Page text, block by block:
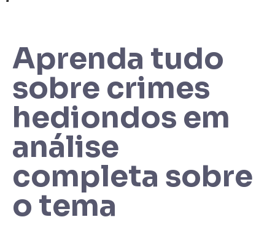
Aprenda tudo
sobre crimes
hediondos em
análise
completa sobre
o tema